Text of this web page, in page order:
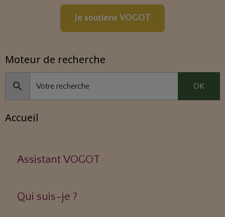
Je soutiens VOGOT
Moteur de recherche
OK
Accueil
Assistant VOGOT
Qui suis-je ?